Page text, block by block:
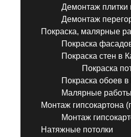
Демонтаж плитки
Демонтаж
Покраска, малярные
Покраска
Покраска стен в
Покраска
Покраска обоев в
Малярные
Монтаж гипсокартона
Монтаж
Натяжные потолки